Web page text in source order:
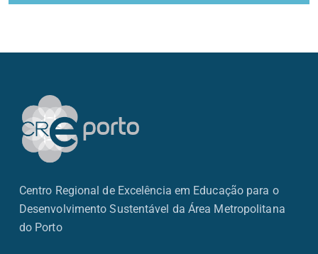
Centro Regional de Excelência em Educação para o
Desenvolvimento Sustentável da Área Metropolitana
do Porto